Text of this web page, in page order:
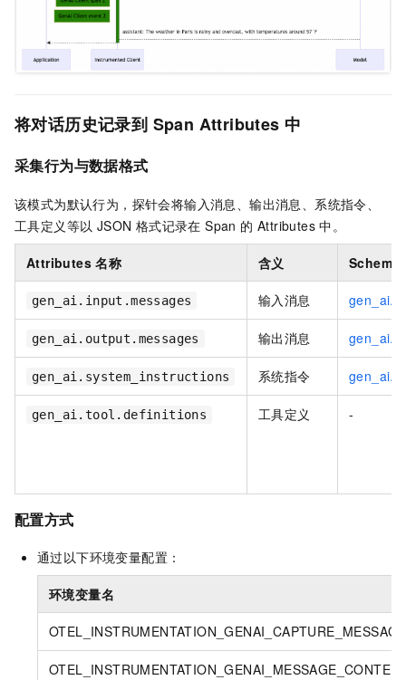
将对话历史记录到 Span Attributes 中
采集行为与数据格式
该模式为默认行为，探针会将输入消息、输出消息、系统指令、
工具定义等以 JSON 格式记录在 Span 的 Attributes 中。
Attributes 名称 含义 Schema
gen_ai.input.messages 输入消息
gen_ai.output.messages 输出消息
gen_ai.system_instructions 系统指令
gen_ai.tool.definitions 工具定义 -
配置方式
通过以下环境变量配置：
环境变量名